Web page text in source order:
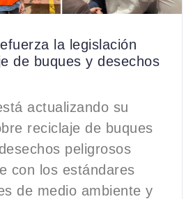
la legislación
de buques y desechos
actualizando su
reciclaje de buques
peligrosos
con los estándares
de medio ambiente y